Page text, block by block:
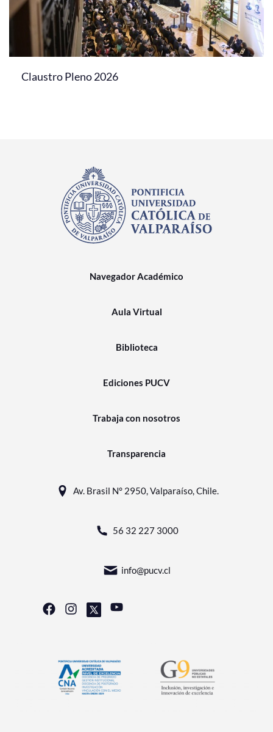
Claustro Pleno 2026
Navegador Académico
Aula Virtual
Biblioteca
Ediciones PUCV
Trabaja con nosotros
Transparencia
Av. Brasil N° 2950, Valparaíso, Chile.
56 32 227 3000
info@pucv.cl